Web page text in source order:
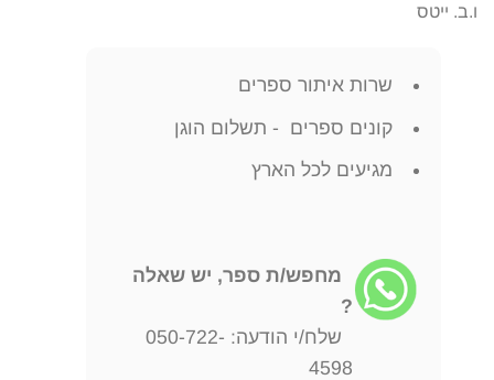
ו.ב. ייטס
שרות איתור ספרים
קונים ספרים - תשלום הוגן
מגיעים לכל הארץ
מחפש/ת ספר, יש שאלה
?
שלח/י הודעה: 050-722-
4598